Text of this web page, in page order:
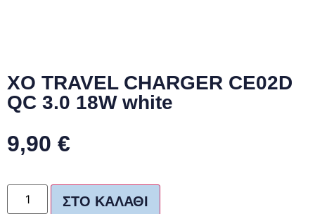
XO TRAVEL CHARGER CE02D
QC 3.0 18W white
9,90 €
ΣΤΟ ΚΑΛΆΘΙ